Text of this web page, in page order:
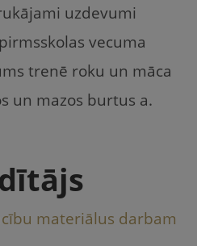
at
s
A
p
uzdevumi
vecuma
trenē roku un māca
un mazos burtus a.
materiālus darbam